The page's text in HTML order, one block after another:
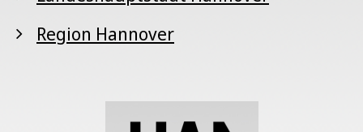
Region Hannover